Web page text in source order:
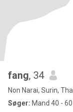
fang, 34
Non Narai, Surin,
Søger: Mand 40 - 60